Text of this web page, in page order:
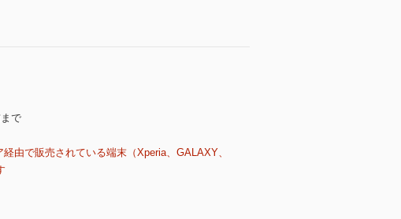
で
由で販売されている端末（Xperia、GALAXY、